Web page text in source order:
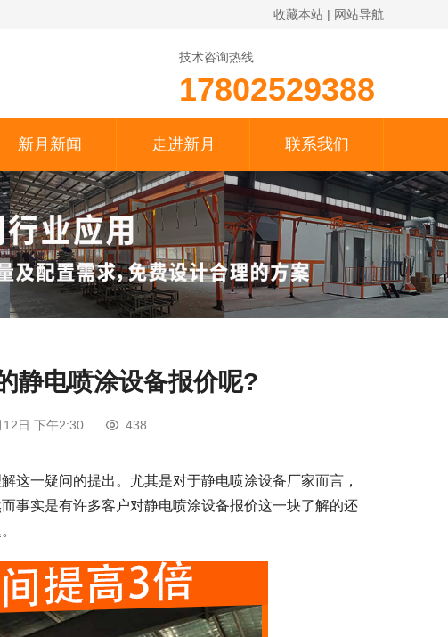
收藏本站 | 网站导航
技术咨询热线
17802529388
新月新闻 走进新月 联系我们
静电喷涂设备报价呢?
日 下午2:30 438
这一疑问的提出。尤其是对于静电喷涂设备厂家而言，
事实是有许多客户对静电喷涂设备报价这一块了解的还